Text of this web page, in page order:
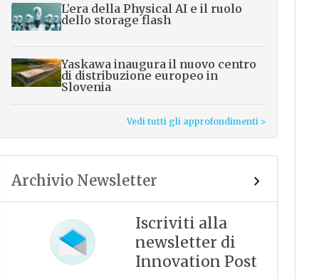
L’era della Physical AI e il ruolo
dello storage flash
Yaskawa inaugura il nuovo centro
di distribuzione europeo in
Slovenia
Vedi tutti gli approfondimenti >
Archivio Newsletter
Iscriviti alla
newsletter di
Innovation Post